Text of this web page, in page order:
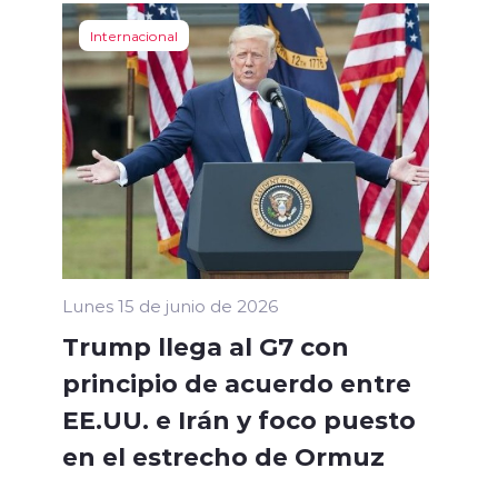
Internacional
Lunes 15 de junio de 2026
Trump llega al G7 con
principio de acuerdo entre
EE.UU. e Irán y foco puesto
en el estrecho de Ormuz